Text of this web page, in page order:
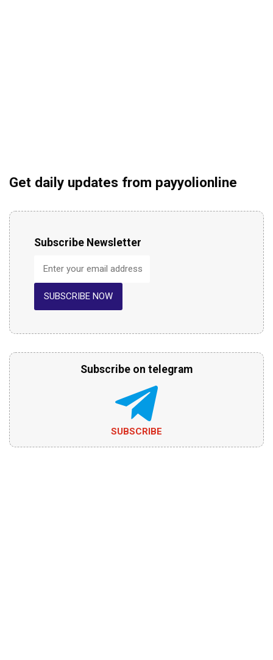
Get daily updates from payyolionline
Subscribe Newsletter
SUBSCRIBE NOW
Subscribe on telegram
SUBSCRIBE